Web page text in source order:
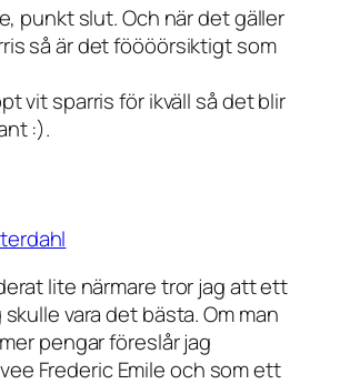
punkt slut. Och när det gäller
så är det föööörsiktigt som
vit sparris för ikväll så det blir
:).
lite närmare tror jag att ett
vara det bästa. Om man
pengar föreslår jag
Frederic Emile och som ett